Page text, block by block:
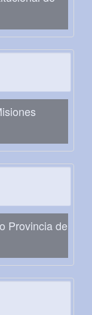
Provincia de